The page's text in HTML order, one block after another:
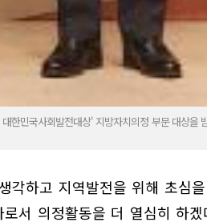
한민국사회발전대상' 지방자치의정 부문 대상을
각하고 지역발전을 위해 초심
서 의정활동을 더 열심히 하